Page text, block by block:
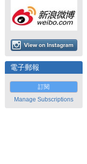
電子郵報
訂閱
Manage Subscriptions